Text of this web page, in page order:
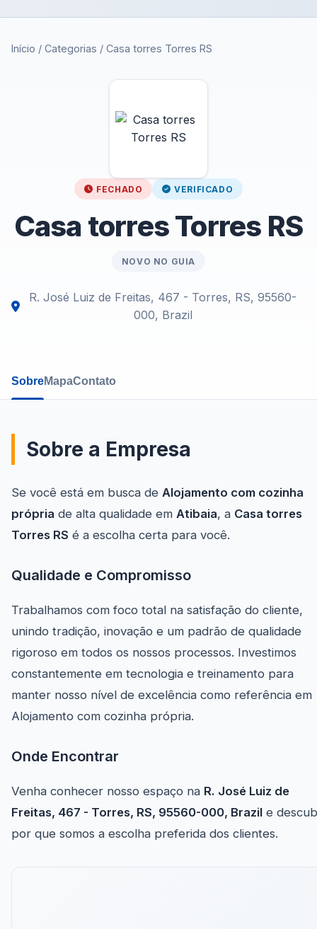
Início / Categorias / Casa torres Torres RS
FECHADO VERIFICADO
Casa torres Torres RS
NOVO NO GUIA
R. José Luiz de Freitas, 467 - Torres, RS, 95560-
000, Brazil
SobreMapaContato
Sobre a Empresa
Se você está em busca de Alojamento com cozinha
própria de alta qualidade em Atibaia, a Casa torres
Torres RS é a escolha certa para você.
Qualidade e Compromisso
Trabalhamos com foco total na satisfação do cliente,
unindo tradição, inovação e um padrão de qualidade
rigoroso em todos os nossos processos. Investimos
constantemente em tecnologia e treinamento para
manter nosso nível de excelência como referência em
Alojamento com cozinha própria.
Onde Encontrar
Venha conhecer nosso espaço na R. José Luiz de
Freitas, 467 - Torres, RS, 95560-000, Brazil e
por que somos a escolha preferida dos clientes.